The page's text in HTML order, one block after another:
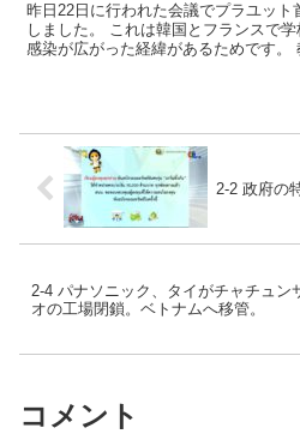
昨日22日に行われた会議でプラユッ
しました。 これは韓国とフランスで
感染が広がった経緯があるためです。
校と、インターナショナルスクール
2-2 政府の
2-4 パナソニック、タイがチャチュン
オの工場閉鎖。ベトナムへ移管。
コメント